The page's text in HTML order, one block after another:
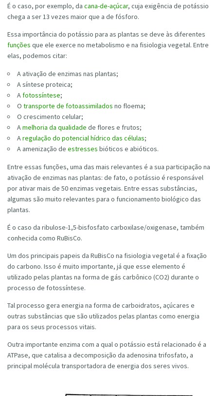
É o caso, por exemplo, da cana-de-açúcar, cuja exigência de potássio
chega a ser 13 vezes maior que a de fósforo.
Essa importância do potássio para as plantas se deve às diferentes
funções que ele exerce no metabolismo e na fisiologia vegetal. Entre
elas, podemos citar:
A ativação de enzimas nas plantas;
A síntese proteica;
Afotossíntese;
O transporte de fotoassimilados no floema;
O crescimento celular;
Amelhoria da qualidade de flores e frutos;
Aregulação do potencial hídrico das células;
A amenização de estresses bióticos e abióticos.
Entre essas funções, uma das mais relevantes é a sua participação na
ativação de enzimas nas plantas: de fato, o potássio é responsável
por ativar mais de 50 enzimas vegetais. Entre essas substâncias,
algumas são muito relevantes para o funcionamento biológico das
plantas.
É o caso da ribulose-1,5-bisfosfato carboxilase/oxigenase, também
conhecida como RuBisCo.
Um dos principais papeis da RuBisCo na fisiologia vegetal é a fixação
do carbono. Isso é muito importante, já que esse elemento é
utilizado pelas plantas na forma de gás carbônico (CO2) durante o
processo de fotossíntese.
Tal processo gera energia na forma de carboidratos, açúcares e
outras substâncias que são utilizados pelas plantas como energia
para os seus processos vitais.
Outra importante enzima com a qual o potássio está relacionado é a
ATPase, que catalisa a decomposição da adenosina trifosfato, a
principal molécula transportadora de energia dos seres vivos.